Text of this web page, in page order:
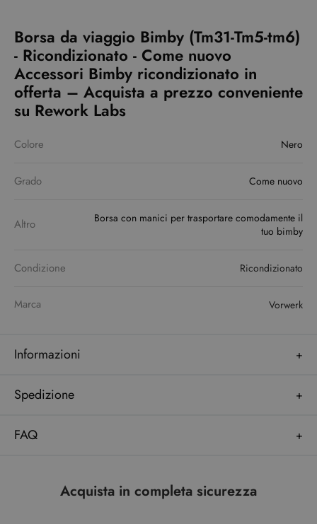
Informazioni
Spedizione
FAQ
Borsa da viaggio Bimby (Tm31-Tm5-tm6)
- Ricondizionato - Come nuovo
Accessori Bimby ricondizionato in
offerta – Acquista a prezzo conveniente
su Rework Labs
Colore Nero
Grado Come nuovo
Altro
Borsa con manici per trasportare comodamente il
tuo bimby
Condizione Ricondizionato
Marca Vorwerk
Acquista in completa sicurezza